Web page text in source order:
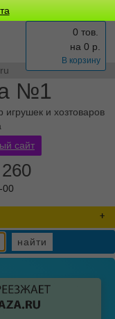
№1
и хозтоваров
0 тов.
на 0 р.
В корзину
сайт
00
найти